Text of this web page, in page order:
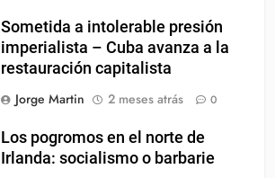
Sometida a intolerable presión
imperialista – Cuba avanza a la
restauración capitalista
Jorge Martin
2 meses atrás 0
Los pogromos en el norte de
Irlanda: socialismo o barbarie